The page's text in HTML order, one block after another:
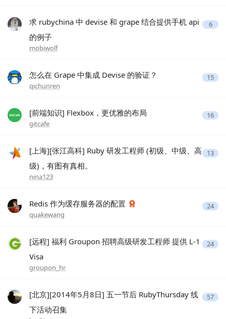
求 rubychina 中 devise 和 grape 结合提供手机 api
的例子
mobiwolf
6
怎么在 Grape 中集成 Devise 的验证？
qichunren
15
[前端知识] Flexbox，更优雅的布局
gitcafe
16
[上海][张江高科] Ruby 研发工程师 (初级、中级、高
级)，有图有真相。
nina123
13
Redis 作为缓存服务器的配置
quakewang
24
[远程] 福利 Groupon 招聘高级研发工程师 提供 L-1
Visa
groupon_hr
24
[北京][2014年5月8日] 五一节后 RubyThursday 线
下活动召集
57